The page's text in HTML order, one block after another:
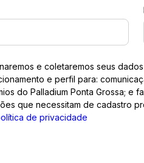
e coletaremos seus
e perfil para:
do Palladium Ponta Grossa; e
que necessitam de cadastro
de privacidade